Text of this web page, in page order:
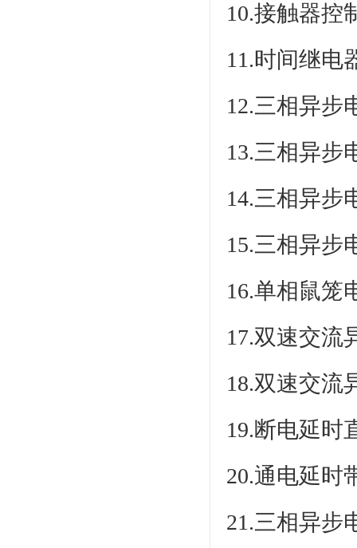
10.接触器控
11.时间继电
12.三相异步
13.三相异步
14.三相异步
15.三相异步
16.单相鼠笼
17.双速交流
18.双速交流
19.断电延时
20.通电延时
21.三相异步